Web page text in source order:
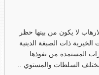
لا يكون من بينها حظر
الخيرية ذات الصبغة الدينية
المستمدة من نفوذها
مختلف السلطات والمستوي ..